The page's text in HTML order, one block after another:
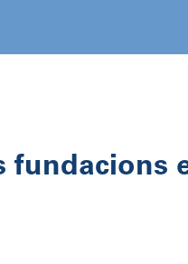
fundacions